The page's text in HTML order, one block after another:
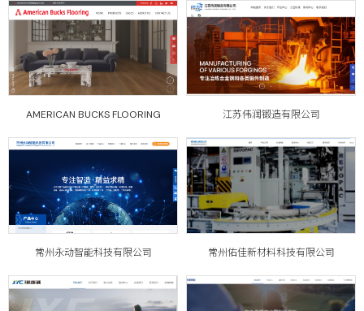
AMERICAN BUCKS FLOORING 江苏伟润锻造有限公司
常州永动智能科技有限公司 常州佑佳新材料科技有限公司